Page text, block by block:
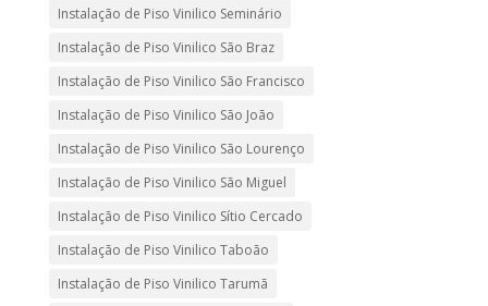
Instalação de Piso Vinilico Seminário
Instalação de Piso Vinilico São Braz
Instalação de Piso Vinilico São Francisco
Instalação de Piso Vinilico São João
Instalação de Piso Vinilico São Lourenço
Instalação de Piso Vinilico São Miguel
Instalação de Piso Vinilico Sítio Cercado
Instalação de Piso Vinilico Taboão
Instalação de Piso Vinilico Tarumã